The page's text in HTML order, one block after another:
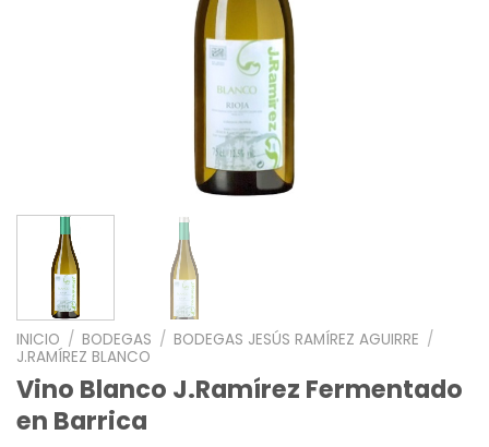
INICIO / BODEGAS / BODEGAS JESÚS RAMÍREZ AGUIRRE /
J.RAMÍREZ BLANCO
Vino Blanco J.Ramírez Fermentado
en Barrica